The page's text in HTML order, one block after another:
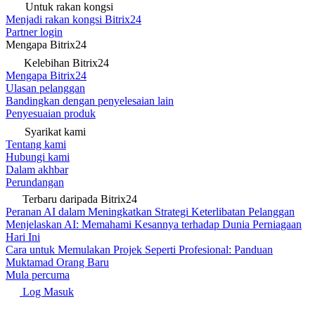
Untuk rakan kongsi
Menjadi rakan kongsi Bitrix24
Partner login
Mengapa Bitrix24
Kelebihan Bitrix24
Mengapa Bitrix24
Ulasan pelanggan
Bandingkan dengan penyelesaian lain
Penyesuaian produk
Syarikat kami
Tentang kami
Hubungi kami
Dalam akhbar
Perundangan
Terbaru daripada Bitrix24
Peranan AI dalam Meningkatkan Strategi Keterlibatan Pelanggan
Menjelaskan AI: Memahami Kesannya terhadap Dunia Perniagaan
Hari Ini
Cara untuk Memulakan Projek Seperti Profesional: Panduan
Muktamad Orang Baru
Mula percuma
Log Masuk